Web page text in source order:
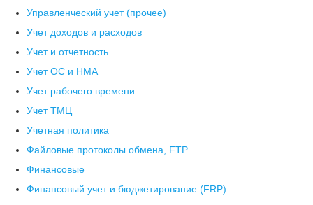
Управленческий учет (прочее)
Учет доходов и расходов
Учет и отчетность
Учет ОС и НМА
Учет рабочего времени
Учет ТМЦ
Учетная политика
Файловые протоколы обмена, FTP
Финансовые
Финансовый учет и бюджетирование (FRP)